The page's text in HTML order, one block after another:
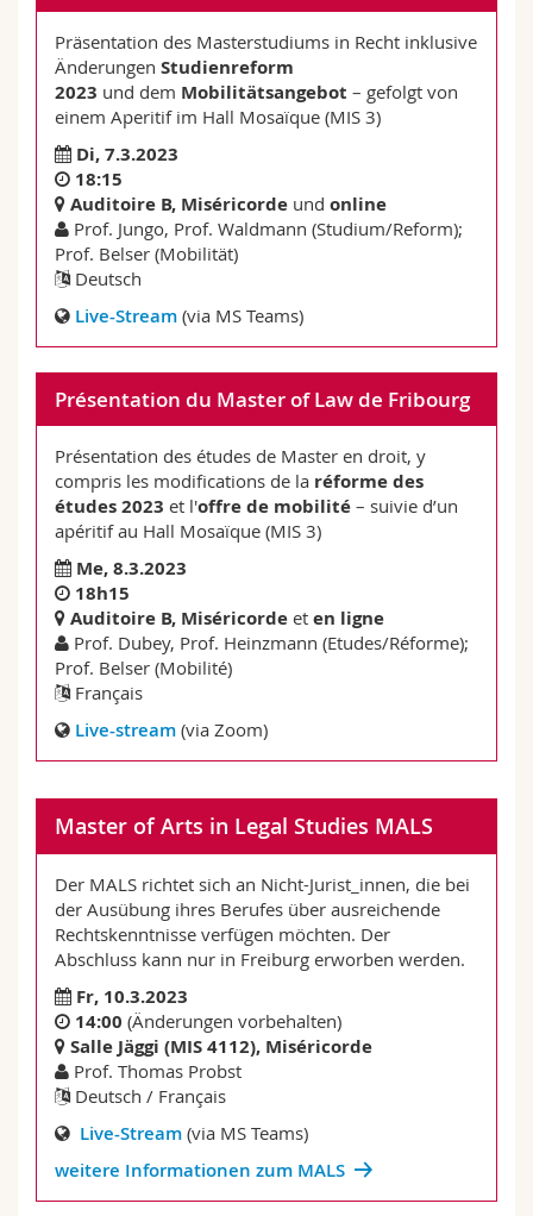
Präsentation des Masterstudiums in Recht inklusive
Änderungen Studienreform
2023 und dem Mobilitätsangebot – gefolgt von
einem Aperitif im Hall Mosaïque (MIS 3)
Di, 7.3.2023
18:15
Auditoire B, Miséricorde und online
Prof. Jungo, Prof. Waldmann (Studium/Reform);
Prof. Belser (Mobilität)
Deutsch
Live-Stream (via MS Teams)
Présentation du Master of Law de Fribourg
Présentation des études de Master en droit, y
compris les modifications de la réforme des
études 2023 et l'offre de mobilité – suivie d’un
apéritif au Hall Mosaïque (MIS 3)
Me, 8.3.2023
18h15
Auditoire B, Miséricorde et en ligne
Prof. Dubey, Prof. Heinzmann (Etudes/Réforme);
Prof. Belser (Mobilité)
Français
Live-stream (via Zoom)
Master of Arts in Legal Studies MALS
Der MALS richtet sich an Nicht-Jurist_innen, die bei
der Ausübung ihres Berufes über ausreichende
Rechtskenntnisse verfügen möchten. Der
Abschluss kann nur in Freiburg erworben werden.
Fr, 10.3.2023
14:00 (Änderungen vorbehalten)
Salle Jäggi (MIS 4112), Miséricorde
Prof. Thomas Probst
Deutsch / Français
Live-Stream (via MS Teams)
weitere Informationen zum MALS